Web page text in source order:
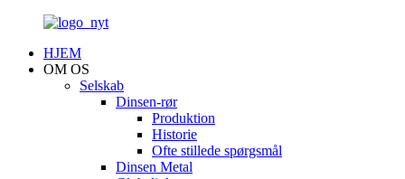
HJEM
OM OS
Selskab
Dinsen-rør
Produktion
Historie
Ofte stillede spørgsmål
Dinsen Metal